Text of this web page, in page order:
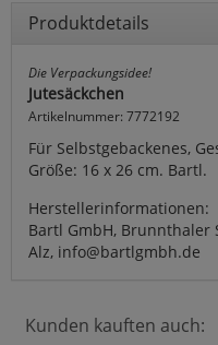
Produktdetails
Die Verpackungsidee!
Jutesäckchen
Artikelnummer: 7772192
Für Selbstgebackenes,
Größe: 16 x 26 cm. Bartl.
Herstellerinformationen:
Bartl GmbH, Brunnthaler
Alz, info@bartlgmbh.de
Kunden kauften auch: